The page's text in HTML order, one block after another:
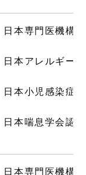
日本専門医機構
日本アレルギー
日本小児感染症
日本喘息学会認
日本専門医機構